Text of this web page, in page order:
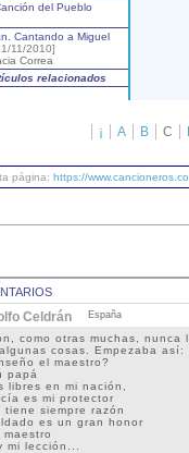
del Pueblo
Cantando a Miguel
11/2010]
Correa
relacionados
¡ A B C
página: https://
Celdrán España
como otras muchas, nunca
cosas. Empezaba así:
el maestro?
papá
libres en mi nación,
es mi protector
tiene siempre razón
es un gran honor
mi lección...